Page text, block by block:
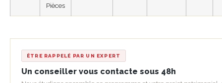
Pièces
ÊTRE RAPPELÉ PAR UN EXPERT
Un conseiller vous contacte sous 48h